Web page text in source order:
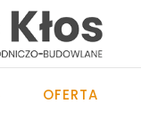
OFERTA